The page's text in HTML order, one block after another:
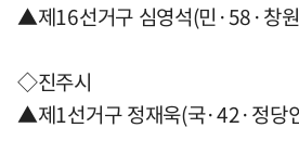
▲제16선거구 심영석(민·58·창
◇진주시
▲제1선거구 정재욱(국·42·정당